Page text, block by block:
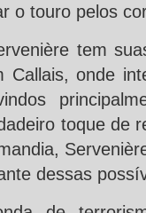
o touro pelos
tem
onde
toque de
dessas